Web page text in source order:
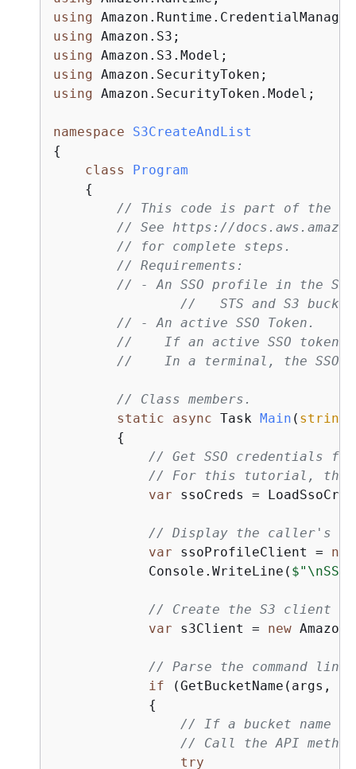
using
using
using
using
using Amazon.SecurityToken.Model;
namespace
S3CreateAndList
{
class
Program
{
// This code is part of the
// See https://
// for complete steps.
// Requirements:
// - An SSO profile in the
//   STS and S3
// - An active SSO Token.
//    If an active SSO token
//    In a terminal, the SSO
// Class members.
static
async Task Main ( string
{
// Get SSO credentials
// For this tutorial, the
var ssoCreds =
// Display the caller's
var ssoProfileClient = new
            Console.WriteLine(
// Create the S3 client is
var s3Client = new
// Parse the command line
if (GetBucketName(args,
{
// If a bucket name
// Call the API
try